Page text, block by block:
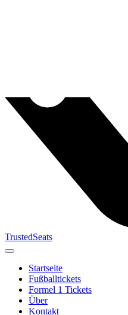
TrustedSeats
Startseite
Fußballtickets
Formel 1 Tickets
Über
Kontakt